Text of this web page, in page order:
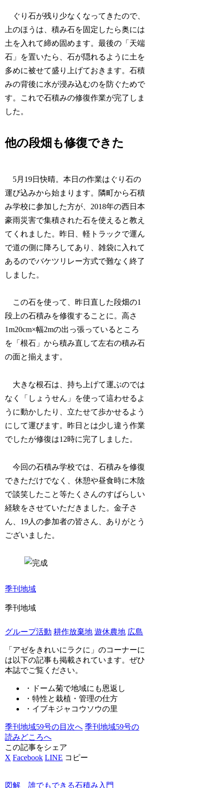
ぐり石が残り少なくなってきたので、
上のほうは、積み石を固定したら奥には
土を入れて締め固めます。最後の「天端
石」を置いたら、石が隠れるように土を
多めに被せて盛り上げておきます。石積
みの背後に水が浸み込むのを防ぐためで
す。これで石積みの修復作業が完了しま
した。
他の段畑も修復できた
5月19日快晴。本日の作業はぐり石の
運び込みから始まります。隣町から石積
み学校に参加した方が、2018年の西日本
豪雨災害で集積された石を使えると教え
てくれました。昨日、軽トラックで運ん
で道の側に降ろしてあり、雑袋に入れて
あるのでバケツリレー方式で難なく終了
しました。
この石を使って、昨日直した段畑の1
段上の石積みを修復することに。高さ
1m20cm×幅2mの出っ張っているところ
を「根石」から積み直して左右の積み石
の面と揃えます。
大きな根石は、持ち上げて運ぶのでは
なく「しょうせん」を使って這わせるよ
うに動かしたり、立たせて歩かせるよう
にして運びます。昨日とは少し違う作業
でしたが修復は12時に完了しました。
今回の石積み学校では、石積みを修復
できただけでなく、休憩や昼食時に木陰
で談笑したこと等たくさんのすばらしい
経験をさせていただきました。金子さ
ん、19人の参加者の皆さん、ありがとう
ございました。
季刊地域
季刊地域
グループ活動 耕作放棄地 遊休農地 広島
「 アゼをきれいにラクに 」のコーナーに
は以下の記事も掲載されています。ぜひ
本誌でご覧ください。
・ドーム菊で地域にも恩返し
・特性と栽植・管理の仕方
・イブキジャコウソウの里
季刊地域59号の目次へ 季刊地域59号の
読みどころへ
この記事をシェア
X Facebook LINE コピー
図解 誰でもできる石積み入門